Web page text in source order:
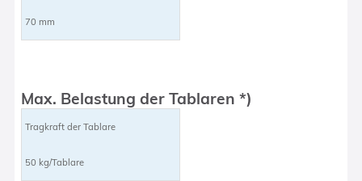
70 mm
Max. Belastung der Tablaren *)
Tragkraft der Tablare
50 kg/Tablare